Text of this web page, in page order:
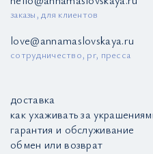
заказы, для клиентов
love@annamaslovskaya.ru
сотрудничество, pr, пресса
доставка
как ухаживать за
гарантия и обслуживание
обмен или возврат